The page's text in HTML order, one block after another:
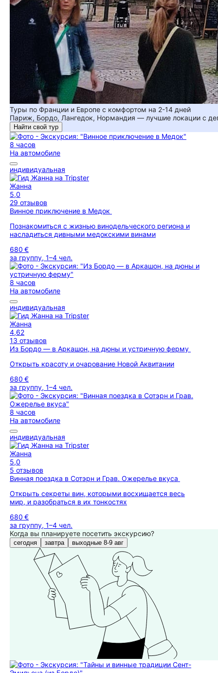
Туры по Франции и Европе с комфортом на 2-14 дней
Париж, Бордо, Лангедок, Нормандия — лучшие локации с
Найти свой тур
8 часов
На автомобиле
индивидуальная
Жанна
5,0
29 отзывов
Винное приключение в Медок
Познакомиться с жизнью винодельческого региона и
насладиться дивными медокскими винами
680 €
за группу, 1–4 чел.
8 часов
На автомобиле
индивидуальная
Жанна
4,62
13 отзывов
Из Бордо — в Аркашон, на дюны и устричную ферму
Открыть красоту и очарование Новой Аквитании
680 €
за группу, 1–4 чел.
8 часов
На автомобиле
индивидуальная
Жанна
5,0
5 отзывов
Винная поездка в Сотэрн и Грав. Ожерелье вкуса
Открыть секреты вин, которыми восхищается весь
мир, и разобраться в их тонкостях
680 €
за группу, 1–4 чел.
Когда вы планируете посетить экскурсию?
сегодня завтра выходные 8-9 авг